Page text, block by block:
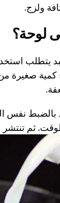
لوحة؟
يتطلب
صغيرة
بالضبط نفس
ثم